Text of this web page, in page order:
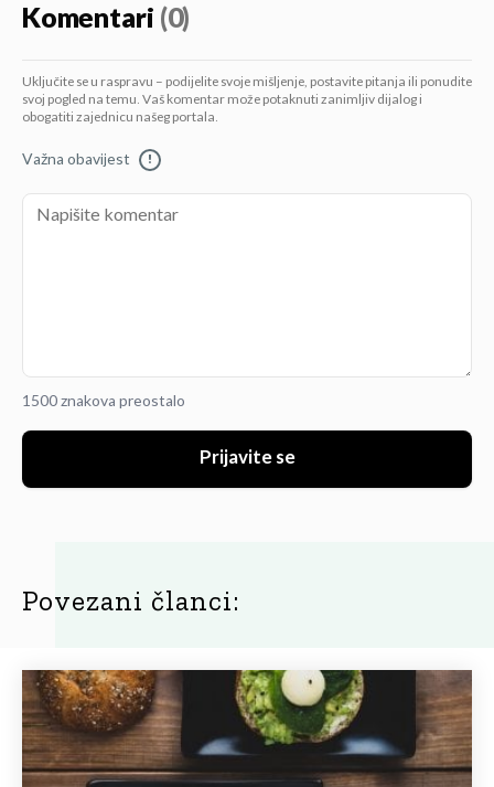
Komentari (0)
Uključite se u raspravu – podijelite svoje mišljenje, postavite pitanja ili ponudite
svoj pogled na temu. Vaš komentar može potaknuti zanimljiv dijalog i
obogatiti zajednicu našeg portala.
Važna obavijest !
1500 znakova preostalo
Prijavite se
Povezani članci: